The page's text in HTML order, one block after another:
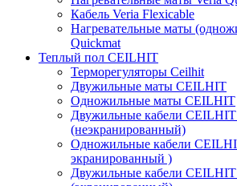
Кабель Veria Flexicable
Нагревательные маты
Quickmat
Теплый пол CEILHIT
Терморегуляторы Ceilhit
Двужильные маты CEILHIT
Одножильные маты CEILHIT
Двужильные кабели
(неэкранированный)
Одножильные кабели
экранированный )
Двужильные кабели